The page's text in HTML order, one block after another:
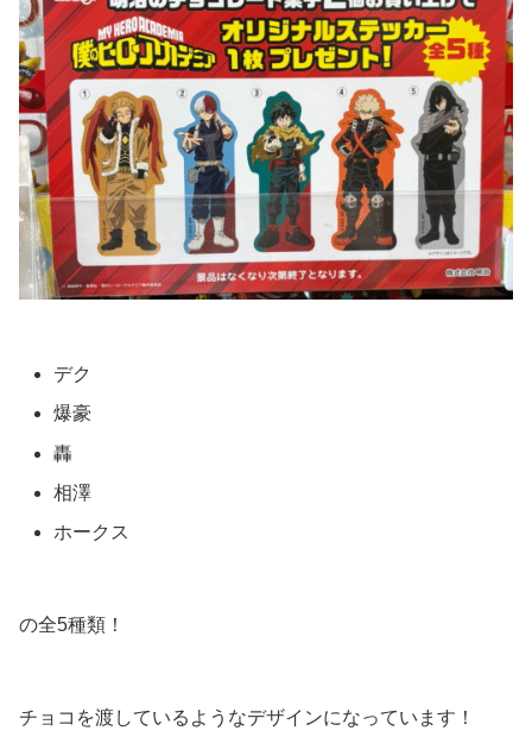
デク
爆豪
轟
相澤
ホークス
の全5種類！
チョコを渡しているようなデザインになっています！